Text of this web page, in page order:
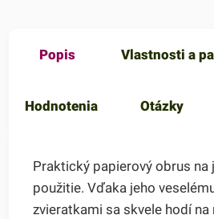
Popis Vlastnosti a
Hodnotenia Otázky
Praktický papierový obrus na
použitie. Vďaka jeho
zvieratkami sa skvele hodí